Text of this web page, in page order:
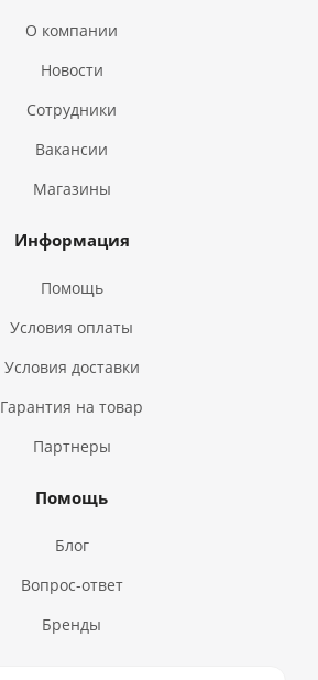
О компании
Новости
Сотрудники
Вакансии
Магазины
Информация
Помощь
Условия оплаты
Условия доставки
Гарантия на товар
Партнеры
Помощь
Блог
Вопрос-ответ
Бренды